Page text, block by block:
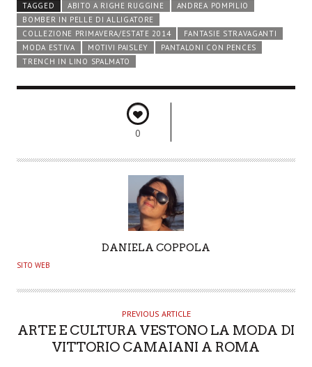
TAGGED
ABITO A RIGHE RUGGINE
ANDREA POMPILIO
BOMBER IN PELLE DI ALLIGATORE
COLLEZIONE PRIMAVERA/ESTATE 2014
FANTASIE STRAVAGANTI
MODA ESTIVA
MOTIVI PAISLEY
PANTALONI CON PENCES
TRENCH IN LINO SPALMATO
0
U
H
R
DANIELA COPPOLA
SITO WEB
PREVIOUS ARTICLE
ARTE E CULTURA VESTONO LA MODA DI
VITTORIO CAMAIANI A ROMA